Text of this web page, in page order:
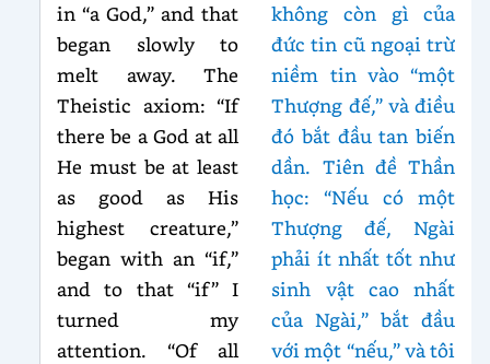
in “a God,” and that
began slowly to
melt away. The
Theistic axiom: “If
there be a God at all
He must be at least
as good as His
highest creature,”
began with an “if,”
and to that “if” I
turned my
attention. “Of all
không còn gì của
đức tin cũ ngoại trừ
niềm tin vào “một
Thượng đế,” và điều
đó bắt đầu tan biến
dần. Tiên đề Thần
học: “Nếu có một
Thượng đế, Ngài
phải ít nhất tốt như
sinh vật cao nhất
của Ngài,” bắt đầu
với một “nếu,” và tôi